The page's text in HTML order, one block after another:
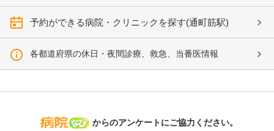
予約ができる病院・クリニックを探す(通町筋駅)
各都道府県の休日・夜間診療、救急、当番医情報
病院なび
からのアンケートにご協力ください。